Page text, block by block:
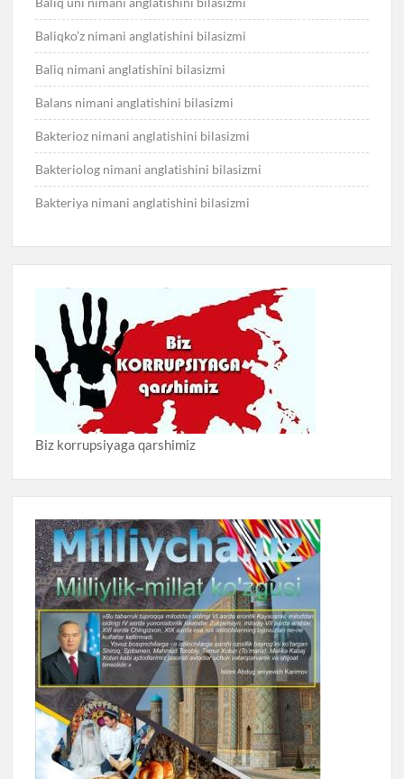
Baliqko’z nimani anglatishini bilasizmi
Baliq nimani anglatishini bilasizmi
Balans nimani anglatishini bilasizmi
Bakterioz nimani anglatishini bilasizmi
Bakteriolog nimani anglatishini bilasizmi
Bakteriya nimani anglatishini bilasizmi
Biz korrupsiyaga qarshimiz